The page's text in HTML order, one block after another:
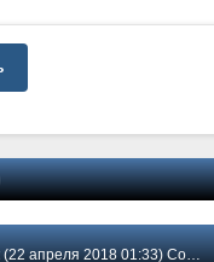
(22 апреля 2018 01:33) Сообщение #1